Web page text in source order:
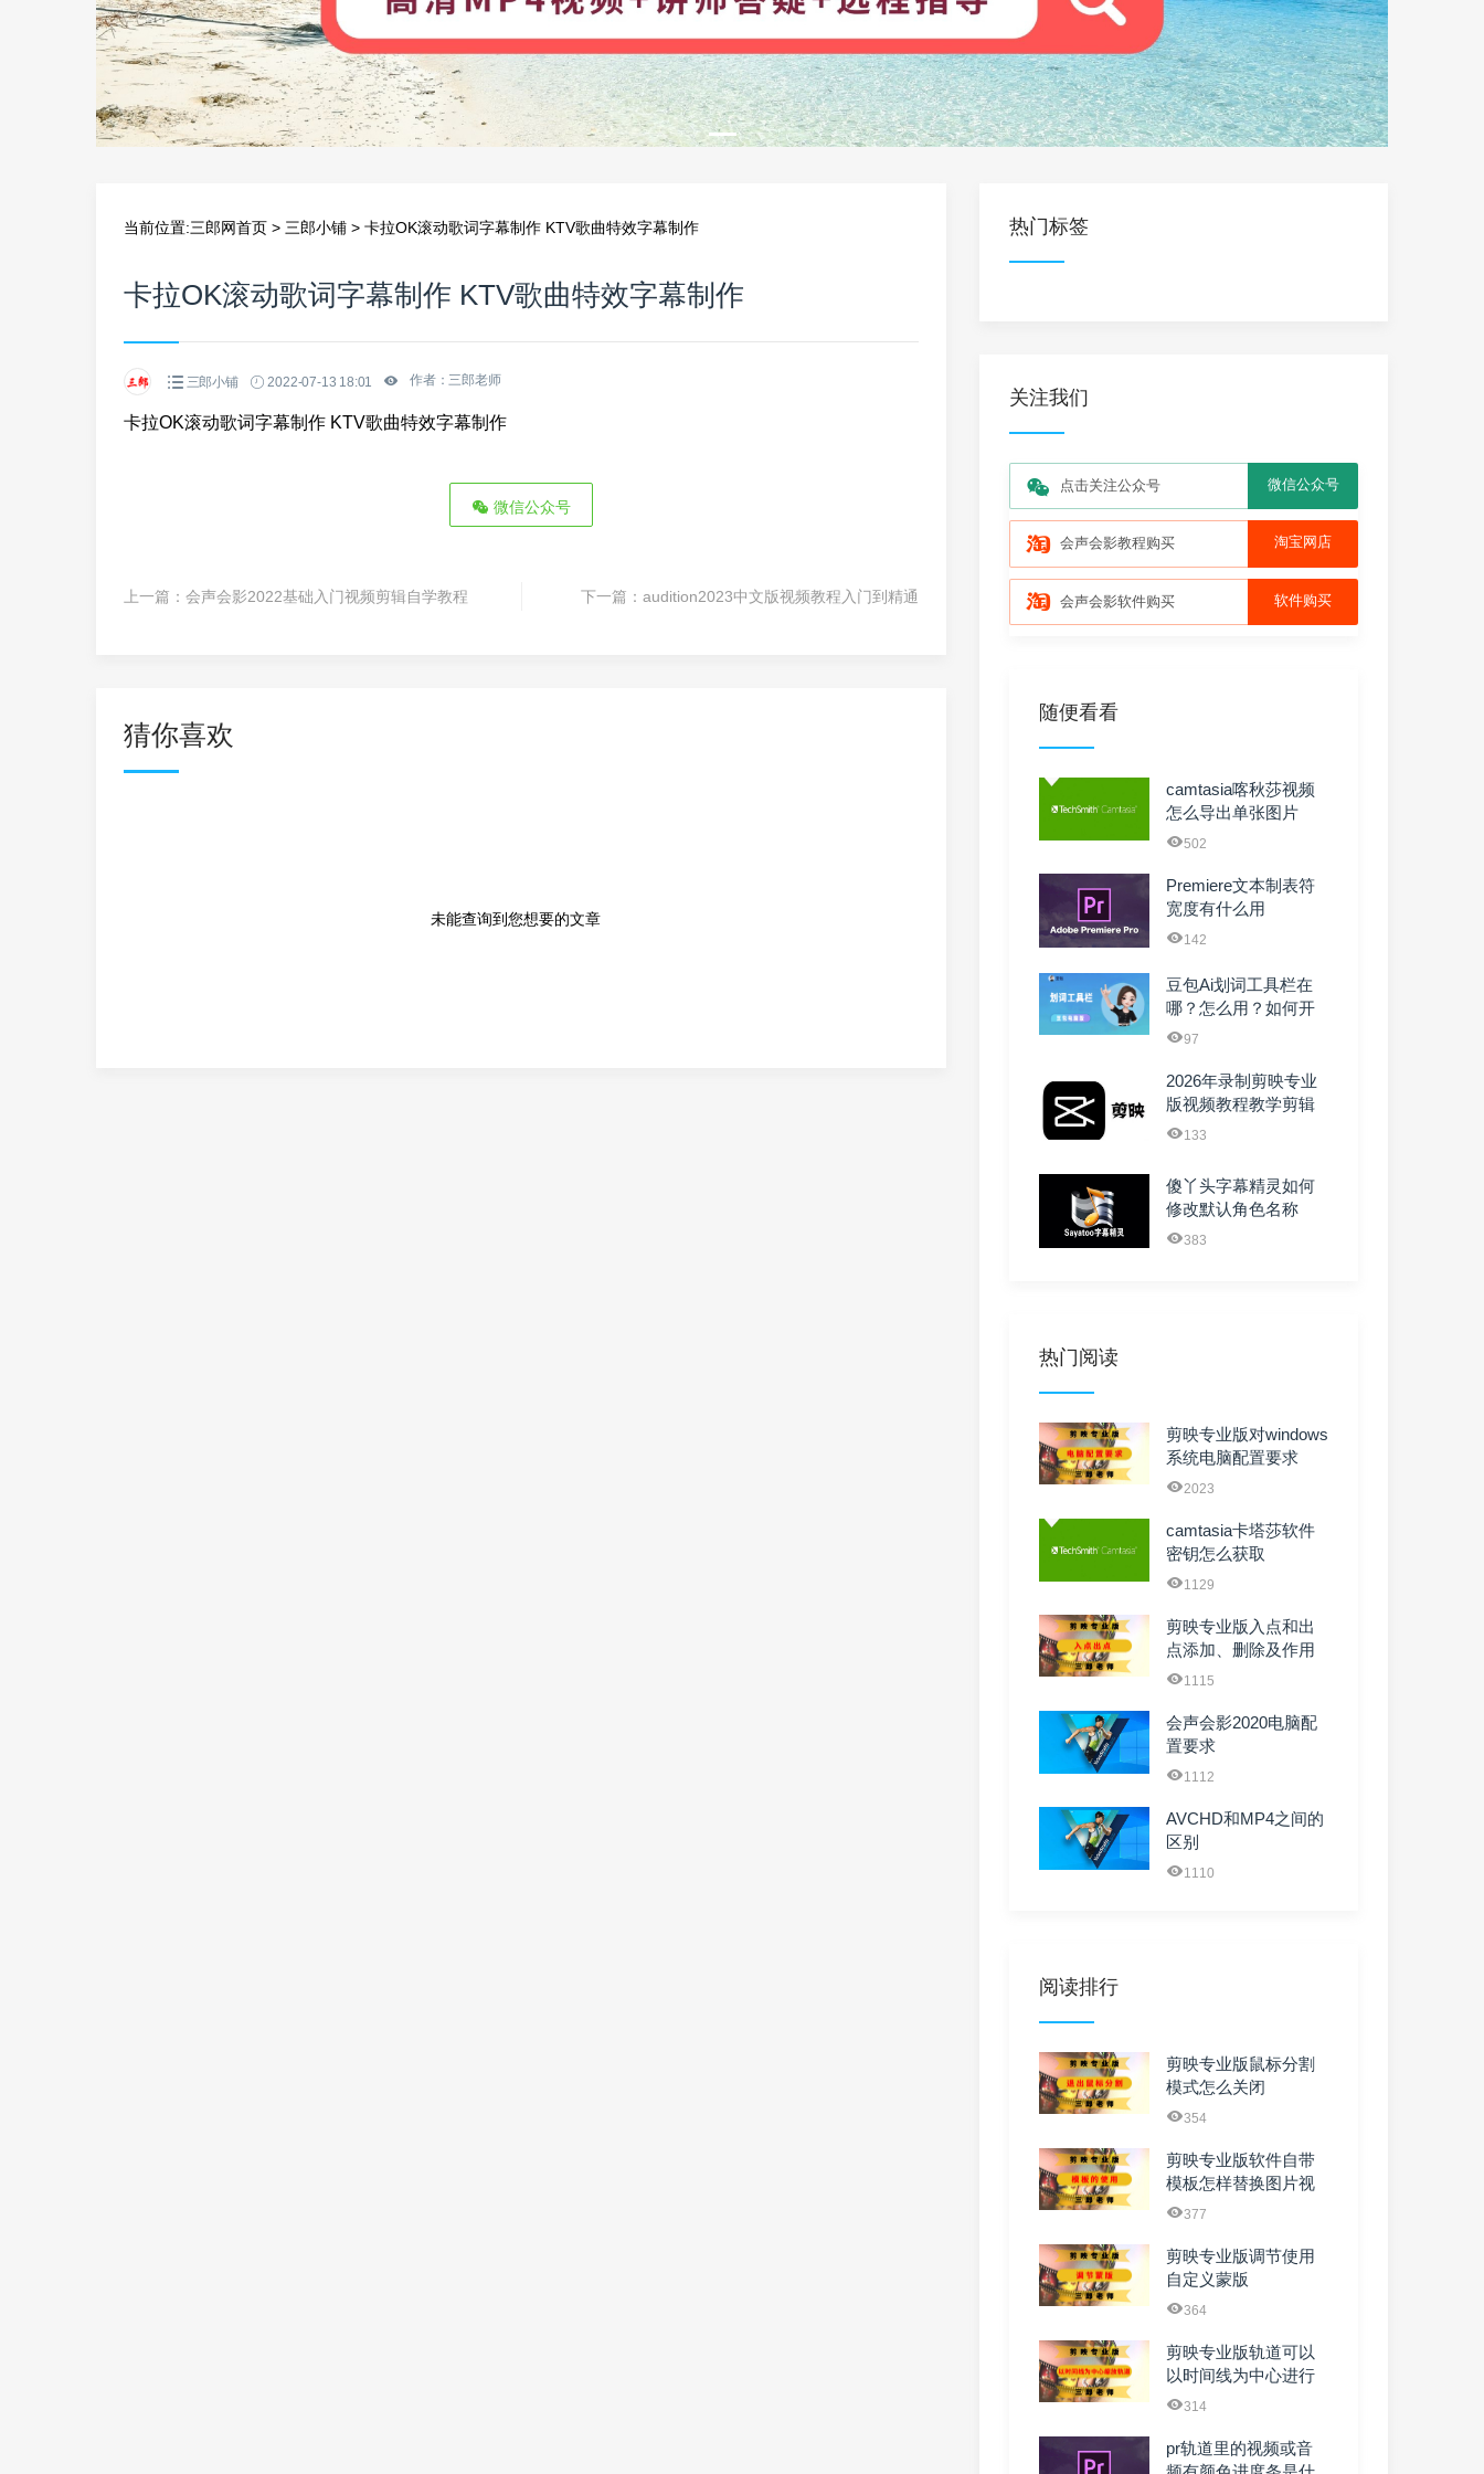
当前位置:三郎网首页 > 三郎小铺 > 卡拉OK滚动歌词字幕制作 KTV歌曲特效字幕制作
卡拉OK滚动歌词字幕制作 KTV歌曲特效字幕制作
三郎小铺 2022-07-13 18:01 作者：三郎老师
卡拉OK滚动歌词字幕制作 KTV歌曲特效字幕制作
微信公众号
上一篇： 会声会影2022基础入门视频剪辑自学教程 下一篇： audition2023中文版视频教程入门到精通
猜你喜欢
未能查询到您想要的文章
热门标签
关注我们
点击关注公众号 微信公众号
会声会影教程购买 淘宝网店
会声会影软件购买 软件购买
随便看看
camtasia喀秋莎视频
怎么导出单张图片
【将帧导出为】
502
Premiere文本制表符
宽度有什么用
142
豆包Ai划词工具栏在
哪？怎么用？如何开
启和关闭？
97
2026年录制剪映专业
版视频教程教学剪辑
课程零基础新手入门
133
傻丫头字幕精灵如何
修改默认角色名称
383
热门阅读
剪映专业版对windows
系统电脑配置要求
2023
camtasia卡塔莎软件
密钥怎么获取
1129
剪映专业版入点和出
点添加、删除及作用
1115
会声会影2020电脑配
置要求
1112
AVCHD和MP4之间的
区别
1110
阅读排行
剪映专业版鼠标分割
模式怎么关闭
354
剪映专业版软件自带
模板怎样替换图片视
频及文字
377
剪映专业版调节使用
自定义蒙版
364
剪映专业版轨道可以
以时间线为中心进行
缩放吗
314
pr轨道里的视频或音